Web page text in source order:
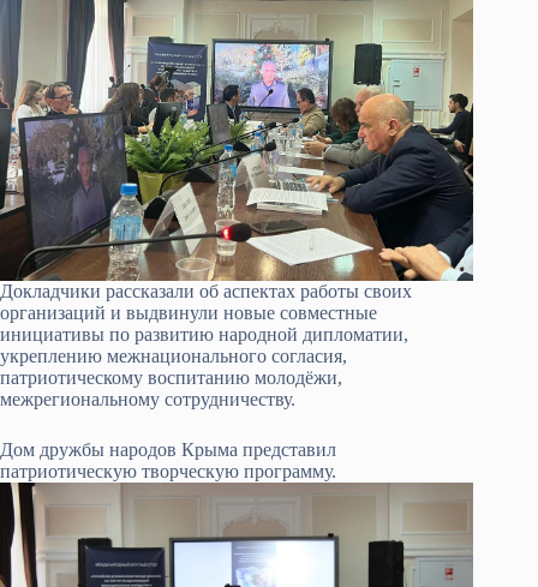
Докладчики рассказали об аспектах работы своих
организаций и выдвинули новые совместные
инициативы по развитию народной дипломатии,
укреплению межнационального согласия,
патриотическому воспитанию молодёжи,
межрегиональному сотрудничеству.
Дом дружбы народов Крыма представил
патриотическую творческую программу.